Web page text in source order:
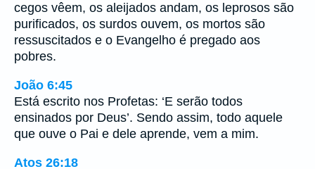
cegos vêem, os aleijados andam, os leprosos são
purificados, os surdos ouvem, os mortos são
ressuscitados e o Evangelho é pregado aos
pobres.
João 6:45
Está escrito nos Profetas: ‘E serão todos
ensinados por Deus’. Sendo assim, todo aquele
que ouve o Pai e dele aprende, vem a mim.
Atos 26:18